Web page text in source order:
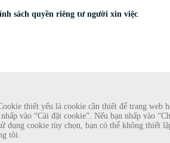
thiết yếu là cookie cần thiết để trang
vào “Cài đặt cookie”. Nếu bạn nhấp vào
cookie tùy chọn, bạn có thể không thiết
tôi.
sách quyền riêng tư người xin việc.
đồng lao động cho Rosewood
Rosewood. Cá nhân được yêu
này là gian lận. Rosewood